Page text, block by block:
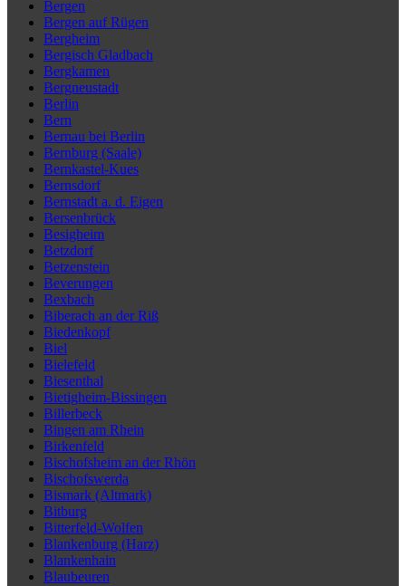
Bergen
Bergen auf Rügen
Bergheim
Bergisch Gladbach
Bergkamen
Bergneustadt
Berlin
Bern
Bernau bei Berlin
Bernburg (Saale)
Bernkastel-Kues
Bernsdorf
Bernstadt a. d. Eigen
Bersenbrück
Besigheim
Betzdorf
Betzenstein
Beverungen
Bexbach
Biberach an der Riß
Biedenkopf
Biel
Bielefeld
Biesenthal
Bietigheim-Bissingen
Billerbeck
Bingen am Rhein
Birkenfeld
Bischofsheim an der Rhön
Bischofswerda
Bismark (Altmark)
Bitburg
Bitterfeld-Wolfen
Blankenburg (Harz)
Blankenhain
Blaubeuren